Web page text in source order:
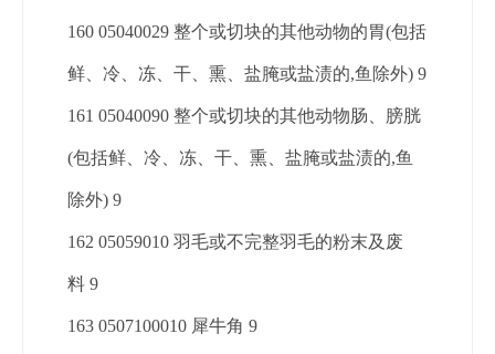
160 05040029 整个或切块的其他动物的胃(包括
鲜、冷、冻、干、熏、盐腌或盐渍的,鱼除外) 9
161 05040090 整个或切块的其他动物肠、膀胱
(包括鲜、冷、冻、干、熏、盐腌或盐渍的,鱼
除外) 9
162 05059010 羽毛或不完整羽毛的粉末及废
料 9
163 0507100010 犀牛角 9